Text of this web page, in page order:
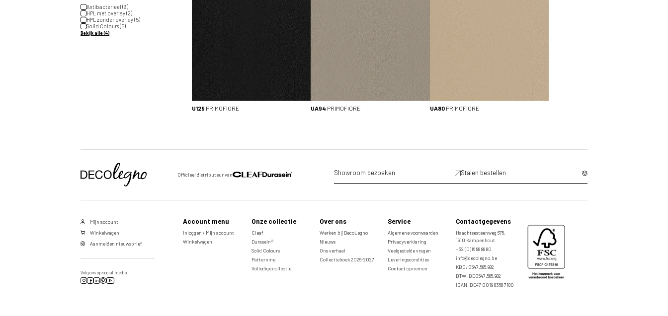
Antibacterieel (9)
HPL met overlay (2)
HPL zonder overlay (5)
Solid Colours (5)
Bekijk alle (4) MATERIAALEIGENSCHAPPEN
Antibacterieel (9)
HPL met overlay (2)
HPL zonder overlay (5)
Solid Colours (5)
Bekijk alle (4)
U129 PRIMOFIORE UA94 PRIMOFIORE UA80PRIMOFIORE
Officieel distributeur van Showroom bezoeken Stalen bestellen
Mijn account
Winkelwagen
Aanmelden nieuwsbrief
Volg ons op social media
Account menu
Inloggen / Mijn account
Winkelwagen
Onze collectie
Cleaf
Durasein®
Solid Colours
Patternine
Volledige collectie
Over ons
Werken bij DecoLegno
Nieuws
Ons verhaal
Collectieboek 2026-2027
Service
Algemene voorwaarden
Privacyverklaring
Veelgestelde vragen
Leveringscondities
Contact opnemen
Contactgegevens
Haachtsesteenweg 675,
1910 Kampenhout
+32 (0)16 88 88 80
info@decolegno.be
KBO: 0547.585.982
BTW: BE0547.585.982
IBAN: BE47 0019 8368 7180